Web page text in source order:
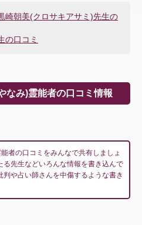
朝美(クロサキアサミ)先生の
の口コミ
なみ)霊能者の口コミ情報
者の口コミをみんなで共有しましょ
る先生などいろんな情報を書き込んで
や占い師さんを中傷するような書き